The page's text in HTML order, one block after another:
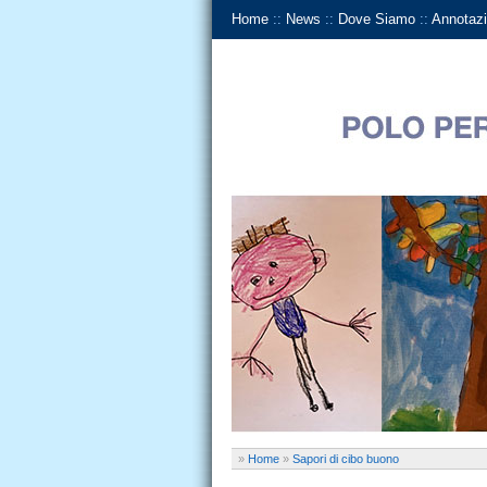
Home :: News :: Dove Siamo ::
» Home » Sapori di cibo buono